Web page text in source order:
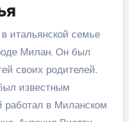
итальянской семье
Милан. Он был
своих родителей.
известным
работал в Миланском